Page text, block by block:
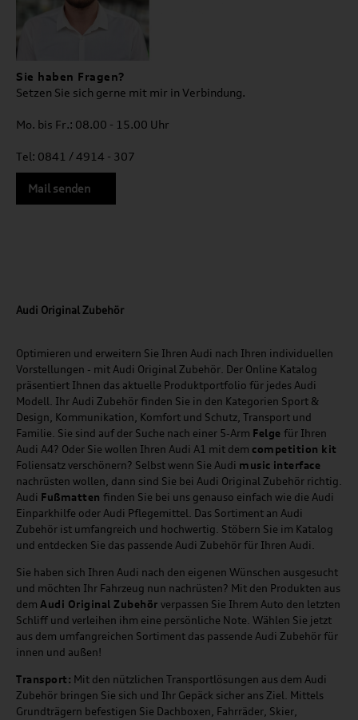
Sie haben Fragen?
Setzen Sie sich gerne mit mir in Verbindung.
Mo. bis Fr.: 08.00 - 15.00 Uhr
Tel: 0841 / 4914 - 307
Mail senden
Audi Original Zubehör
Optimieren und erweitern Sie Ihren Audi nach Ihren individuellen
Vorstellungen - mit Audi Original Zubehör. Der Online Katalog
präsentiert Ihnen das aktuelle Produktportfolio für jedes Audi
Modell. Ihr Audi Zubehör finden Sie in den Kategorien Sport &
Design, Kommunikation, Komfort und Schutz, Transport und
Familie. Sie sind auf der Suche nach einer 5-Arm Felge für Ihren
Audi A4? Oder Sie wollen Ihren Audi A1 mit dem competition kit
Foliensatz verschönern? Selbst wenn Sie Audi music interface
nachrüsten wollen, dann sind Sie bei Audi Original Zubehör richtig.
Audi Fußmatten finden Sie bei uns genauso einfach wie die Audi
Einparkhilfe oder Audi Pflegemittel. Das Sortiment an Audi
Zubehör ist umfangreich und hochwertig. Stöbern Sie im Katalog
und entdecken Sie das passende Audi Zubehör für Ihren Audi.
Sie haben sich Ihren Audi nach den eigenen Wünschen ausgesucht
und möchten Ihr Fahrzeug nun nachrüsten? Mit den Produkten aus
dem Audi Original Zubehör verpassen Sie Ihrem Auto den letzten
Schliff und verleihen ihm eine persönliche Note. Wählen Sie jetzt
aus dem umfangreichen Sortiment das passende Audi Zubehör für
innen und außen!
Transport: Mit den nützlichen Transportlösungen aus dem Audi
Zubehör bringen Sie sich und Ihr Gepäck sicher ans Ziel. Mittels
Grundträgern befestigen Sie Dachboxen, Fahrräder, Skier,